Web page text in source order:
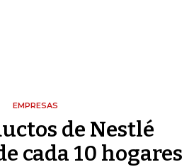
EMPRESAS
de Nestlé
cada 10 hogares